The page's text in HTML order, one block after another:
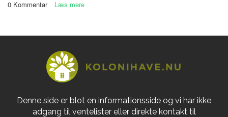
0 Kommentar Læs mere
Denne side er blot en informationsside og vi har ikke
adgang til ventelister eller direkte kontakt til